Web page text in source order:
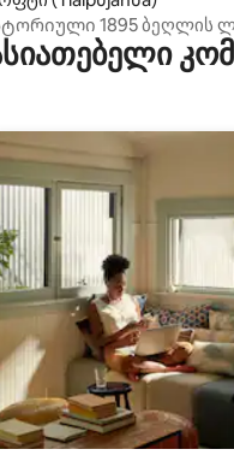
1895 ბეღლის
მდინარეზე და